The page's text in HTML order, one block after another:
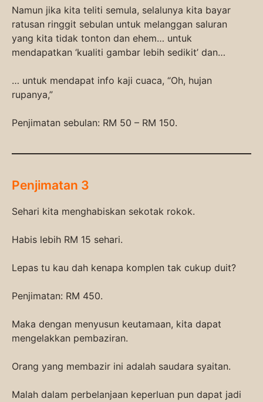
Namun jika kita teliti semula, selalunya kita bayar
ratusan ringgit sebulan untuk melanggan saluran
yang kita tidak tonton dan ehem… untuk
mendapatkan ‘kualiti gambar lebih sedikit’ dan…
… untuk mendapat info kaji cuaca, “Oh, hujan
rupanya,”
Penjimatan sebulan: RM 50 – RM 150.
Penjimatan 3
Sehari kita menghabiskan sekotak rokok.
Habis lebih RM 15 sehari.
Lepas tu kau dah kenapa komplen tak cukup duit?
Penjimatan: RM 450.
Maka dengan menyusun keutamaan, kita dapat
mengelakkan pembaziran.
Orang yang membazir ini adalah saudara syaitan.
Malah dalam perbelanjaan keperluan pun dapat jadi